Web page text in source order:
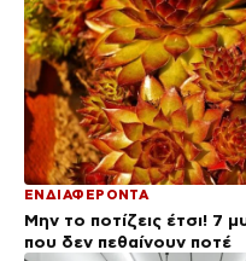
ΕΝΔΙΑΦΕΡΟΝΤΑ
Μην το ποτίζεις έτσι! 7
που δεν πεθαίνουν ποτέ